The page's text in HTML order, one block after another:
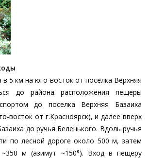
5 км на юго-восток от посёлка Верхняя
до района расположения пещеры
до поселка Верхняя Базаиха
восток от г.Красноярск), и далее вверх
до ручья Беленького. Вдоль ручья
по лесной дороге около 500 м, затем
м (азимут ~150°). Вход в пещеру